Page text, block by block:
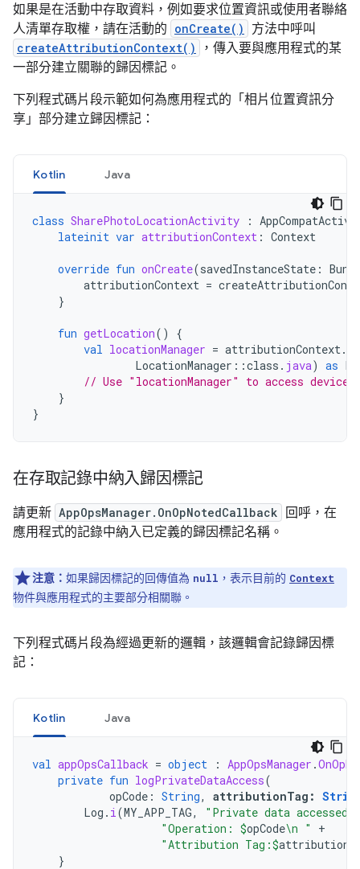
如果是在活動中存取資料，例如要求位置資訊或使用者聯絡
人清單存取權，請在活動的 onCreate() 方法中呼叫
createAttributionContext()
，傳入要與應用程式的某
一部分建立關聯的歸因標記。
下列程式碼片段示範如何為應用程式的「相片位置資訊分
享」部分建立歸因標記：
Kotlin Java
class SharePhotoLocationActivity :
lateinit var attributionContext : Context
override fun onCreate(savedInstanceState :
attributionContext =
}
fun getLocation()
{
val locationManager = attributionContext.
LocationManager ::class . java) as
// Use "locationManager" to access
}
}
在存取記錄中納入歸因標記
請更新 AppOpsManager.OnOpNotedCallback
回呼，在
應用程式的記錄中納入已定義的歸因標記名稱。
注意： 如果歸因標記的回傳值為 null ，表示目前的 Context
物件與應用程式的主要部分相關聯。
下列程式碼片段為經過更新的邏輯，該邏輯會記錄歸因標
記：
Kotlin Java
val appOpsCallback = object : AppOpsManager .
private fun logPrivateDataAccess(
opCode : String, attributionTag :
Log . i(MY_APP_TAG,
"Private data
"Operation: $opCode\n "
+
"Attribution Tag:$
}